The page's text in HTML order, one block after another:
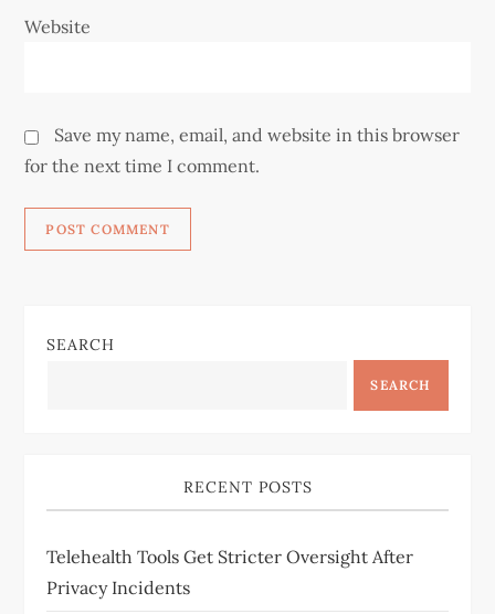
Website
Save my name, email, and website in this browser
for the next time I comment.
SEARCH
SEARCH
RECENT POSTS
Telehealth Tools Get Stricter Oversight After
Privacy Incidents